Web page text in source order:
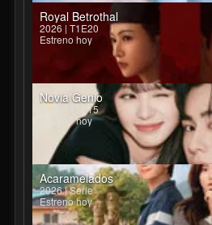
Royal Betrothal
2026 | T1E20
Estreno hoy
Novia Genio
2026 | T1E15
Estreno hoy
Acaramelados
2026 | Serie
Estreno hoy